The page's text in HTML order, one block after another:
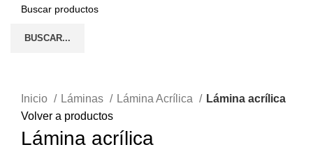
BUSCAR...
Inicio
Láminas Lámina Acrílica
Lámina acrílica
Volver a productos
Lámina acrílica